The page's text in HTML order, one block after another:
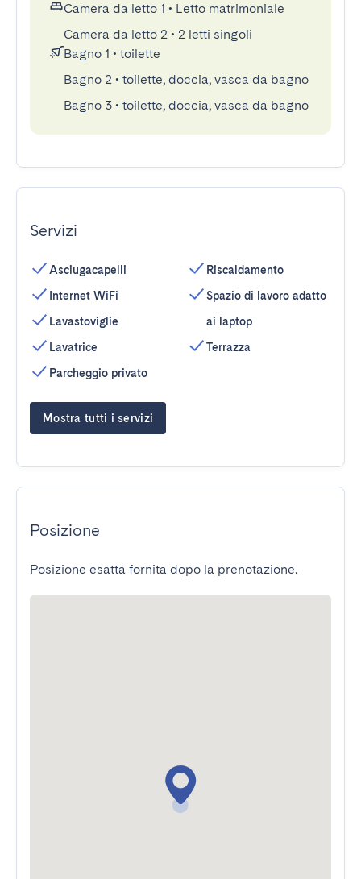
Camera da letto 1 • Letto matrimoniale
Camera da letto 2 • 2 letti singoli
Bagno 1 • toilette
Bagno 2 • toilette, doccia, vasca da bagno
Bagno 3 • toilette, doccia, vasca da bagno
Servizi
Asciugacapelli
Internet WiFi
Lavastoviglie
Lavatrice
Parcheggio privato
Riscaldamento
Spazio di lavoro adatto
ai laptop
Terrazza
Mostra tutti i servizi
Posizione
Posizione esatta fornita dopo la prenotazione.